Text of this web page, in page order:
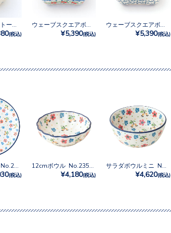
(税込) ¥5,390(税込) ¥5,390(税込)
(税込) ¥4,180(税込) ¥4,620(税込)